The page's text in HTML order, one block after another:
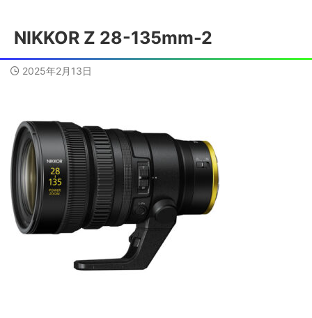
NIKKOR Z 28-135mm-2
2025年2月13日